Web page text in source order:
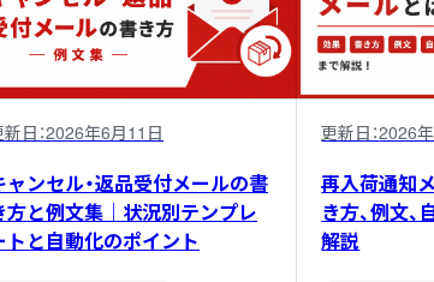
日：2026年6月11日
ャンセル・返品受付メールの書
方と例文集｜状況別テンプレ
トと自動化のポイント
更新日：2026
再入荷通知
き方、例文
解説